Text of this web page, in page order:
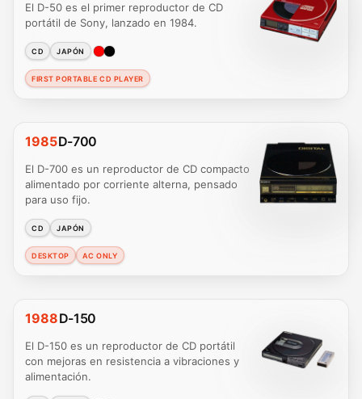
El D-50 es el primer reproductor de CD
portátil de Sony, lanzado en 1984.
CD JAPÓN
FIRST PORTABLE CD PLAYER
1985D-700
El D-700 es un reproductor de CD compacto
alimentado por corriente alterna, pensado
para uso fijo.
CD JAPÓN
DESKTOP AC ONLY
1988D-150
El D-150 es un reproductor de CD portátil
con mejoras en resistencia a vibraciones y
alimentación.